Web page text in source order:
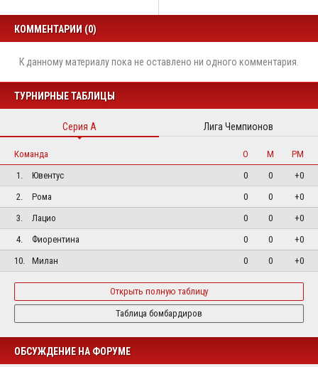
КОММЕНТАРИИ (0)
К данному материалу пока не оставлено ни одного комментария.
ТУРНИРНЫЕ ТАБЛИЦЫ
Серия А Лига Чемпионов
Команда О М
РМ
1.
Ювентус 0 0
+0
2.
Рома 0 0
+0
3.
Лацио 0 0
+0
4.
Фиорентина 0 0
+0
10.
Милан 0 0 +0
Открыть полную таблицу
Таблица бомбардиров
ОБСУЖДЕНИЕ НА ФОРУМЕ